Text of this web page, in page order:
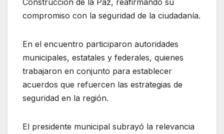
compromiso con la seguridad de la ciudadanía.
En el encuentro participaron autoridades
municipales, estatales y federales, quienes
trabajaron en conjunto para establecer
acuerdos que refuercen las estrategias de
seguridad en la región.
El presidente municipal subrayó la relevancia